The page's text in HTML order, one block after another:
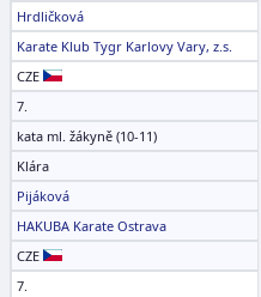
Hrdličková
Karate Klub Tygr Karlovy Vary, z.s.
CZE
7.
kata ml. žákyně (10-11)
Klára
Pijáková
HAKUBA Karate Ostrava
CZE
7.